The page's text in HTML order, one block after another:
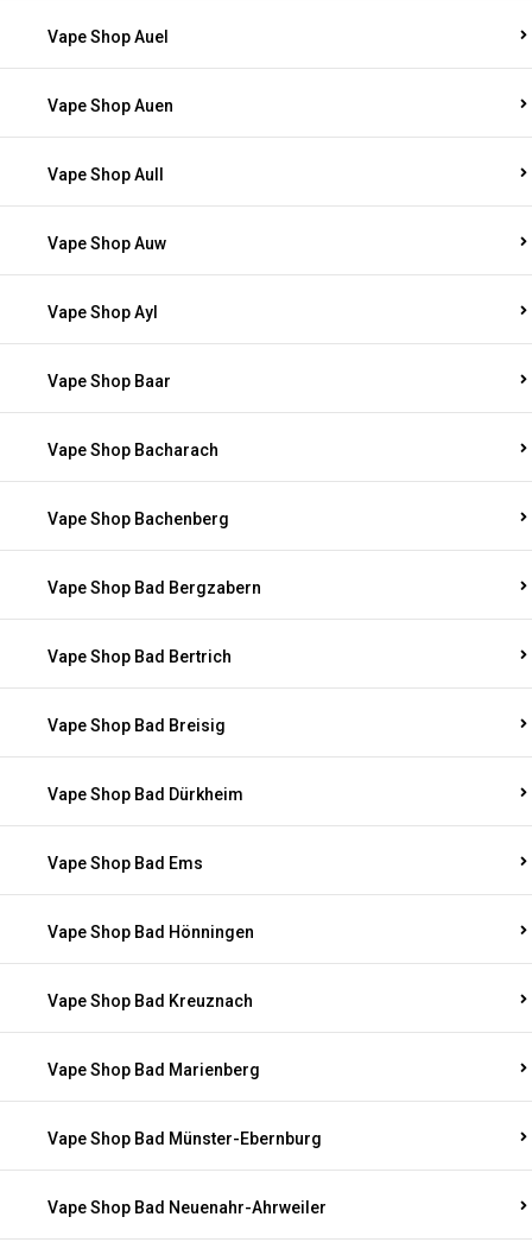
Vape Shop Auel
Vape Shop Auen
Vape Shop Aull
Vape Shop Auw
Vape Shop Ayl
Vape Shop Baar
Vape Shop Bacharach
Vape Shop Bachenberg
Vape Shop Bad Bergzabern
Vape Shop Bad Bertrich
Vape Shop Bad Breisig
Vape Shop Bad Dürkheim
Vape Shop Bad Ems
Vape Shop Bad Hönningen
Vape Shop Bad Kreuznach
Vape Shop Bad Marienberg
Vape Shop Bad Münster-Ebernburg
Vape Shop Bad Neuenahr-Ahrweiler